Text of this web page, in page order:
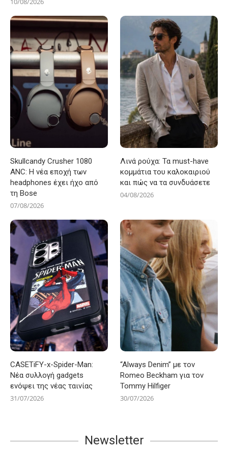
Skullcandy Crusher 1080
ANC: Η νέα εποχή των
headphones έχει ήχο από
τη Bose
07/08/2026
Λινά ρούχα: Τα must-have
κομμάτια του καλοκαιριού
και πώς να τα συνδυάσετε
04/08/2026
CASETiFY-x-Spider-Man:
Νέα συλλογή gadgets
ενόψει της νέας ταινίας
31/07/2026
“Always Denim” με τον
Romeo Beckham για τον
Tommy Hilfiger
30/07/2026
Newsletter